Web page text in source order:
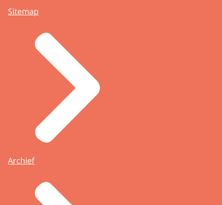
Sitemap
Archief